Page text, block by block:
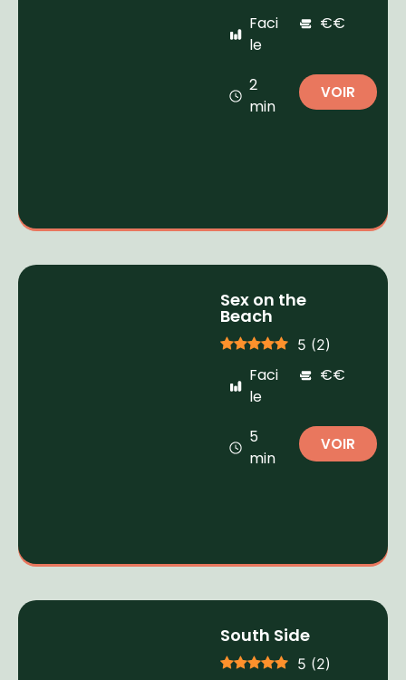
Faci
le
€€
2
min
VOIR
Sex on the
Beach
5 (2)
Faci
le
€€
5
min
VOIR
South Side
5 (2)